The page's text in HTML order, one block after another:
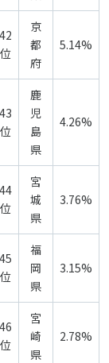
ア運営方針
© 2020
り
42
位
京
都
府
5.14%
43
位
鹿
児
島
県
4.26%
44
位
宮
城
県
3.76%
45
位
福
岡
県
3.15%
46
位
宮
崎
県
2.78%